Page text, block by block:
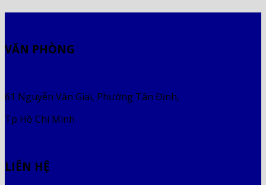
VĂN PHÒNG
61 Nguyễn Văn Giai, Phường Tân Định,
Tp Hồ Chí Minh
LIÊN HỆ